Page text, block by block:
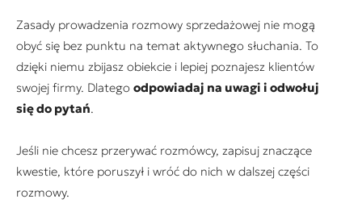
Zasady prowadzenia rozmowy sprzedażowej nie mogą
obyć się bez punktu na temat aktywnego słuchania. To
dzięki niemu zbijasz obiekcie i lepiej poznajesz klientów
swojej firmy. Dlatego odpowiadaj na uwagi i odwołuj
się do pytań.
Jeśli nie chcesz przerywać rozmówcy, zapisuj znaczące
kwestie, które poruszył i wróć do nich w dalszej części
rozmowy.